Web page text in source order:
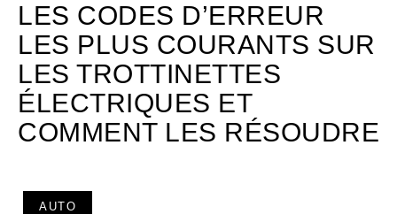
LES CODES D’ERREUR
LES PLUS COURANTS SUR
LES TROTTINETTES
ÉLECTRIQUES ET
COMMENT LES RÉSOUDRE
AUTO